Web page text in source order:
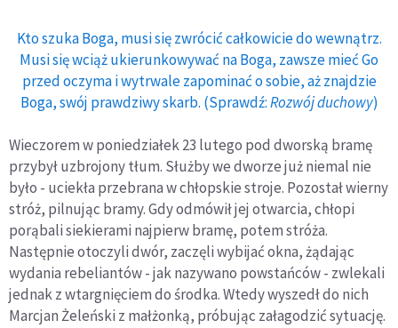
Kto szuka Boga, musi się zwrócić całkowicie do wewnątrz.
Musi się wciąż ukierunkowywać na Boga, zawsze mieć Go
przed oczyma i wytrwale zapominać o sobie, aż znajdzie
Boga, swój prawdziwy skarb. (Sprawdź:Rozwój duchowy)
Wieczorem w poniedziałek 23 lutego pod dworską bramę
przybył uzbrojony tłum. Służby we dworze już niemal nie
było - uciekła przebrana w chłopskie stroje. Pozostał wierny
stróż, pilnując bramy. Gdy odmówił jej otwarcia, chłopi
porąbali siekierami najpierw bramę, potem stróża.
Następnie otoczyli dwór, zaczęli wybijać okna, żądając
wydania rebeliantów - jak nazywano powstańców - zwlekali
jednak z wtargnięciem do środka. Wtedy wyszedł do nich
Marcjan Żeleński z małżonką, próbując załagodzić sytuację.